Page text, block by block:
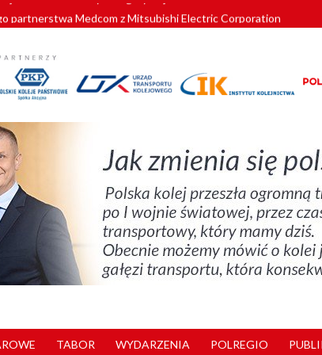
partnerstwa Medcom z Mitsubishi Electric Corporation
znów szuka dostawcy nowych EZT
kolejowych w północnej Wielkopolsce. Łatwiejsze dojazdy do
nowe standardy kategoryzacji dworców
TABOR WYDARZENIA POLREGIO